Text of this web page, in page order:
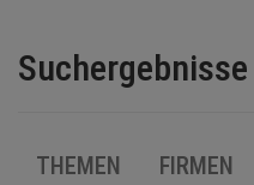
BRANCHEN
TERMINE
THEMEN FIRMEN